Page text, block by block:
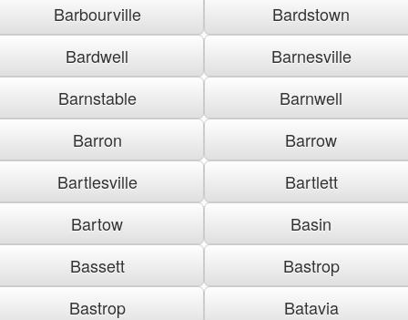
Barbourville
Bardstown
Bardwell
Barnesville
Barnstable
Barnwell
Barron
Barrow
Bartlesville
Bartlett
Bartow
Basin
Bassett
Bastrop
Bastrop
Batavia